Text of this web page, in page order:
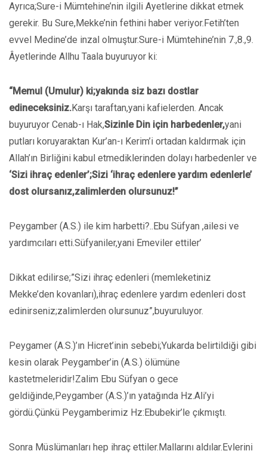
Ayrıca;Sure-i Mümtehine’nin ilgili Ayetlerine dikkat etmek
gerekir. Bu Sure,Mekke’nin fethini haber veriyor.Fetih’ten
evvel Medine’de inzal olmuştur.Sure-i Mümtehine’nin 7.,8.,9.
Âyetlerinde Allhu Taala buyuruyor ki:
“Memul (Umulur) ki;yakında siz bazı dostlar
edineceksiniz.Karşı taraftan,yani kafielerden. Ancak
buyuruyor Cenab-ı Hak,Sizinle Din için harbedenler,yani
putları koruyaraktan Kur’an-ı Kerim’i ortadan kaldırmak için
Allah’ın Birliğini kabul etmediklerinden dolayı harbedenler ve
‘Sizi ihraç edenler’;Sizi ‘ihraç edenlere yardım edenlerle’
dost olursanız,zalimlerden olursunuz!”
Peygamber (A.S.) ile kim harbetti?..Ebu Süfyan ,ailesi ve
yardımcıları etti.Süfyaniler,yani Emeviler ettiler’
Dikkat edilirse;”Sizi ihraç edenleri (memleketiniz
Mekke’den kovanları),ihraç edenlere yardım edenleri dost
edinirseniz;zalimlerden olursunuz”,buyuruluyor.
Peygamer (A.S.)’ın Hicret’inin sebebi;Yukarda belirtildiği gibi
kesin olarak Peygamber’in (A.S.) ölümüne
kastetmeleridir!Zalim Ebu Süfyan o gece
geldiğinde,Peygamber (A.S.)’ın yatağında Hz.Ali’yi
gördü.Çünkü Peygamberimiz Hz:Ebubekir’le çıkmıştı.
Sonra Müslümanları hep ihraç ettiler.Mallarını aldılar.Evlerini